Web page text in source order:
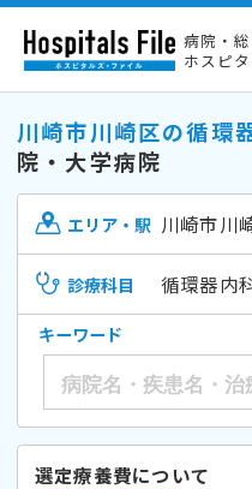
病院・
ホスピ
川崎市川崎区の循環
院・大学病院
エリア・駅 川崎市川
診療科目 循環器内
キーワード
選定療養費について